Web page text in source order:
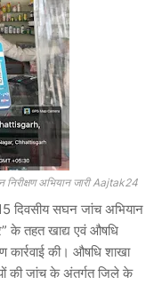
निरीक्षण अभियान जारी Aajtak24
दिवसीय सघन जांच अभियान
के तहत खाद्य एवं औषधि
कार्रवाई की। औषधि शाखा
की जांच के अंतर्गत जिले के